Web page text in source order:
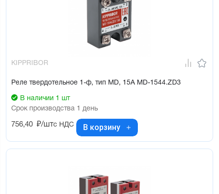
KIPPRIBOR
Реле твердотельное 1-ф, тип MD, 15А MD-1544.ZD3
В наличии 1 шт
Срок производства 1 день
756,40 ₽/штс НДС В корзину